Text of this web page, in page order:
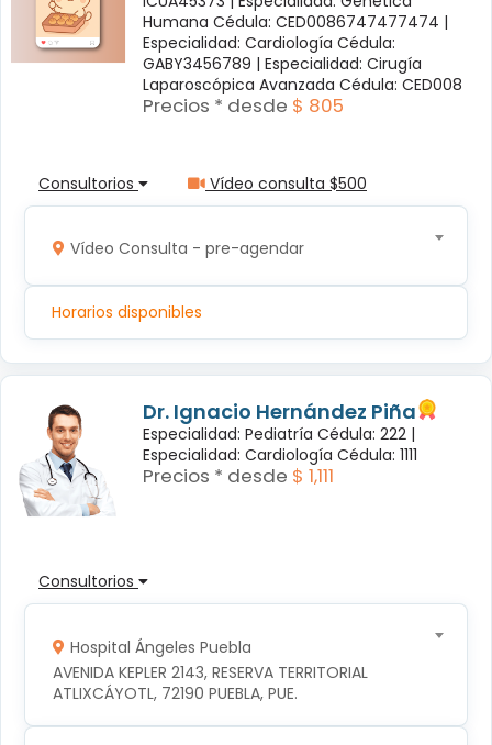
Humana Cédula: CED0086747477474 |
Especialidad: Cardiología Cédula:
GABY3456789 | Especialidad: Cirugía
Laparoscópica Avanzada Cédula: CED008
Precios * desde $ 805
Consultorios Vídeo consulta $500
Vídeo Consulta - pre-agendar
Horarios disponibles
Dr. Ignacio Hernández Piña
Especialidad: Pediatría Cédula: 222 |
Especialidad: Cardiología Cédula: 1111
Precios * desde $ 1,111
Consultorios
Hospital Ángeles Puebla
AVENIDA KEPLER 2143, RESERVA TERRITORIAL
ATLIXCÁYOTL, 72190 PUEBLA, PUE.